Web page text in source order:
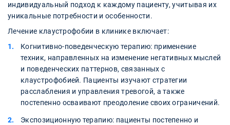
индивидуальный подход к каждому пациенту, учитывая их
уникальные потребности и особенности.
Лечение клаустрофобии в клинике включает:
Когнитивно-поведенческую терапию: применение
техник, направленных на изменение негативных мыслей
и поведенческих паттернов, связанных с
клаустрофобией. Пациенты изучают стратегии
расслабления и управления тревогой, а также
постепенно осваивают преодоление своих ограничений.
Экспозиционную терапию: пациенты постепенно и